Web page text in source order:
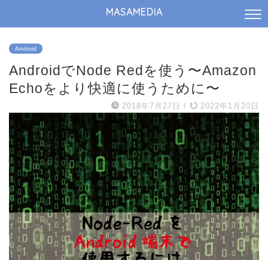
MASAMEDIA
Android
AndroidでNode Redを使う〜Amazon
Echoをより快適に使うために〜
2018年7月27日 / 2022年1月20日